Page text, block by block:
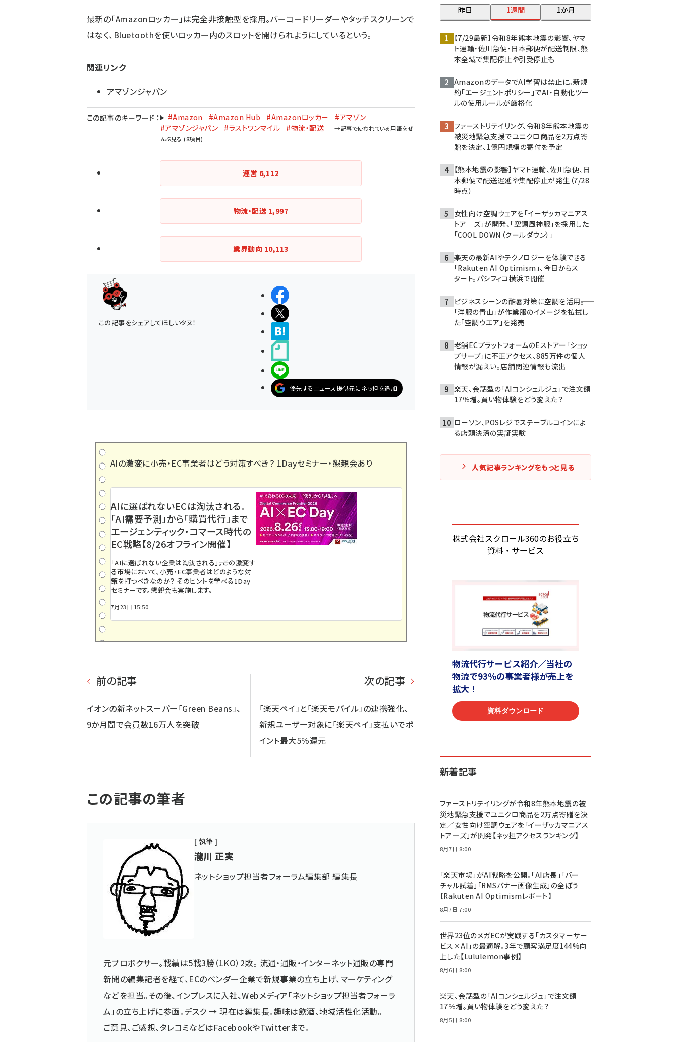
最新の「Amazonロッカー」は完全非接触型を採用。バーコードリーダーやタッチスクリーンで
はなく、Bluetoothを使いロッカー内のスロットを開けられようにしているという。
関連リンク
アマゾンジャパン
この記事のキーワード ： #Amazon #Amazon Hub #Amazonロッカー
#アマゾン
#アマゾンジャパン
#ラストワンマイル #物流・配送
運営 6,112
物流・配送 1,997
業界動向 10,113
この記事をシェアしてほしいタヌ！
優先するニュース提供元にネッ担を追加
AIの激変に小売・EC事業者はどう対策すべき？ 1Dayセミナー・懇親会あり
AIに選ばれないECは淘汰される。
「AI需要予測」から「購買代行」まで
エージェンティック・コマース時代の
EC戦略【8/26オフライン開催】
「AIに選ばれない企業は淘汰される」――。この激変す
る市場において、小売・EC事業者はどのような対
策を打つべきなのか？ そのヒントを学べる1Day
セミナーです。懇親会も実施します。
7月23日 15:50
前の記事
イオンの新ネットスーパー「Green Beans」、
9か月間で会員数16万人を突破
次の記事
「楽天ペイ」と「楽天モバイル」の連携強化、
新規ユーザー対象に「楽天ペイ」支払いでポ
イント最大5％還元
この記事の筆者
[ 執筆 ]
瀧川 正実
ネットショップ担当者フォーラム編集部 編集長
元プロボクサー。戦績は5戦3勝（1KO）2敗。 流通・通販・インターネット通販の専門
新聞の編集記者を経て、ECのベンダー企業で新規事業の立ち上げ、マーケティング
などを担当。その後、インプレスに入社、Webメディア「ネットショップ担当者フォーラ
ム」の立ち上げに参画。デスク → 現在は編集長。趣味は飲酒、地域活性化活動。
ご意見、ご感想、タレコミなどはFacebookやTwitterまで。
昨日 1週間 1か月
【7/29最新】令和8年熊本地震の影響、ヤマ
ト運輸・佐川急便・日本郵便が配送制限、熊
本全域で集配停止や引受停止も
AmazonのデータでAI学習は禁止に。新規
約「エージェントポリシー」でAI・自動化ツー
ルの使用ルールが厳格化
ファーストリテイリング、令和8年熊本地震の
被災地緊急支援でユニクロ商品を2万点寄
贈を決定、1億円規模の寄付を予定
【熊本地震の影響】ヤマト運輸、佐川急便、日
本郵便で配送遅延や集配停止が発生（7/28
時点）
女性向け空調ウェアを「イーザッカマニアス
トア―ズ」が開発、「空調風神服」を採用した
「COOL DOWN（クールダウン）」
楽天の最新AIやテクノロジーを体験できる
「Rakuten AI Optimism」、今日からス
タート。パシフィコ横浜で開催
ビジネスシーンの酷暑対策に空調を活用――。
「洋服の青山」が作業服のイメージを払拭し
た「空調ウエア」を発売
老舗ECプラットフォームのEストアー「ショッ
プサーブ」に不正アクセス、885万件の個人
情報が漏えい。店舗関連情報も流出
楽天、会話型の「AIコンシェルジュ」で注文額
17％増。買い物体験をどう変えた？
ローソン、POSレジでステーブルコインによ
る店頭決済の実証実験
人気記事ランキングをもっと見る
新着記事
ファーストリテイリングが令和8年熊本地震の被
災地緊急支援でユニクロ商品を2万点寄贈を決
定／女性向け空調ウェアを「イーザッカマニアス
トア―ズ」が開発【ネッ担アクセスランキング】
8月7日 8:00
「楽天市場」がAI戦略を公開。「AI店長」「バー
チャル試着」「RMSバナー画像生成」の全ぼう
【Rakuten AI Optimismレポート】
8月7日 7:00
世界23位のメガECが実践する「カスタマーサー
ビス×AI」の最適解。3年で顧客満足度144%向
上した【Lululemon事例】
8月6日 8:00
楽天、会話型の「AIコンシェルジュ」で注文額
17％増。買い物体験をどう変えた？
8月5日 8:00